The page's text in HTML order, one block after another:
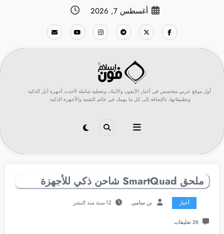
أغسطس 7, 2026
أول موقع عربي متخصص في أخبار الآيفون والآيباد، وتغطية شاملة لأحدث أجهزة أبل الذكية
وتطبيقاتها، بالإضافة إلى كل ما يهمك في عالم التقنية والأجهزة الذكية.
ملحق SmartQuad شاحن ذكي للأجهزة
أخبار بن سامي 12 سنة منذ النشر
28 تعليقات